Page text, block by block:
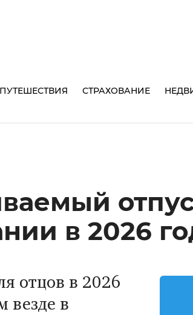
ПУТЕШЕСТВИЯ СТРАХОВАНИЕ
в 2026
отцов в 2026
везде в